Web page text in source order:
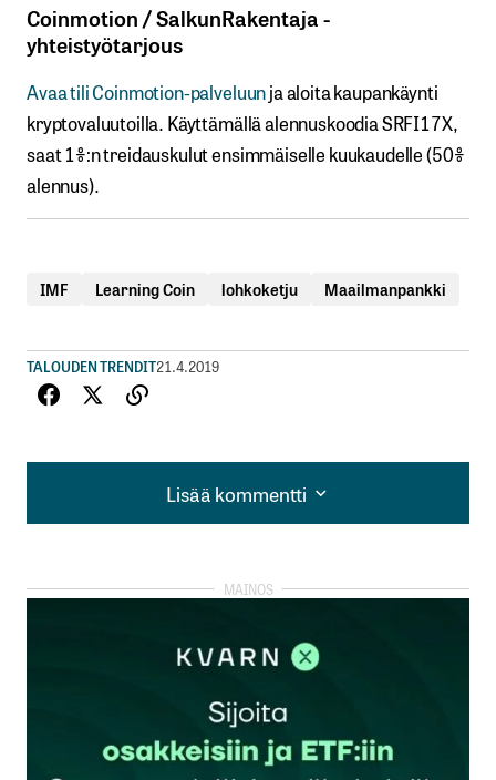
Coinmotion​ / ​SalkunRakentaja ​-​​
yhteistyötarjous
Avaa​ ​tili​ ​Coinmotion-palveluunja aloita kaupankäynti
kryptovaluutoilla.​ ​Käyttämällä​ ​alennuskoodia​ ​SRFI17X,​ ​
saat​ ​1%:n treidauskulut​ ​ensimmäiselle​ ​kuukaudelle​ ​(50%​ ​
alennus).
IMF Learning Coin lohkoketju Maailmanpankki
TALOUDEN TRENDIT21.4.2019
Lisää kommentti
Lisää kommentti
kirjautua
rekisteröityä